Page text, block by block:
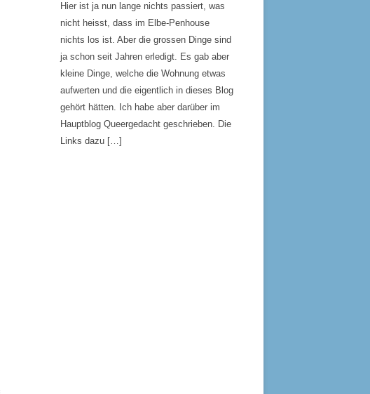
Hier ist ja nun lange nichts passiert, was
nicht heisst, dass im Elbe-Penhouse
nichts los ist. Aber die grossen Dinge sind
ja schon seit Jahren erledigt. Es gab aber
kleine Dinge, welche die Wohnung etwas
aufwerten und die eigentlich in dieses Blog
gehört hätten. Ich habe aber darüber im
Hauptblog Queergedacht geschrieben. Die
Links dazu […]